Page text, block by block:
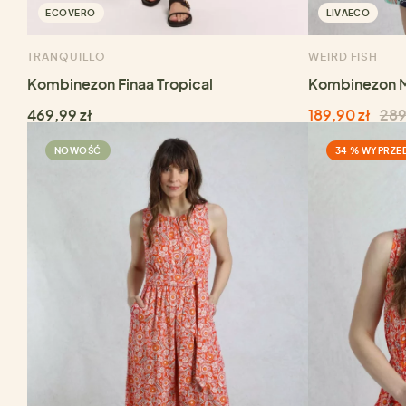
ECOVERO
TRANQUILLO
Kombinezon Finaa Tropical
469,99 zł
LIVAECO
WEIRD FISH
Kombinezon
189,90 zł
NOWOŚĆ 34 %